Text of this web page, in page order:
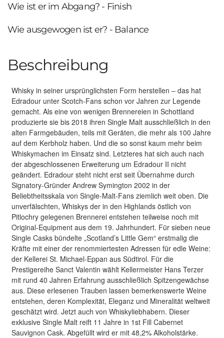
Wie ist er im Abgang? - Finish
Wie ausgewogen ist er? - Balance
Beschreibung
Whisky in seiner ursprünglichsten Form herstellen – das hat
Edradour unter Scotch-Fans schon vor Jahren zur Legende
gemacht. Als eine von wenigen Brennereien in Schottland
produzierte sie bis 2018 ihren Single Malt ausschließlich in den
alten Farmgebäuden, teils mit Geräten, die mehr als 100 Jahre
auf dem Kerbholz haben. Und die so sonst kaum mehr beim
Whiskymachen im Einsatz sind. Letzteres hat sich auch nach
der abgeschlossenen Erweiterung um Edradour II nicht
geändert. Edradour steht nicht erst seit Übernahme durch
Signatory-Gründer Andrew Symington 2002 in der
Beliebtheitsskala von Single-Malt-Fans ziemlich weit oben. Die
unverfälschten, Whiskys der in den Highlands östlich von
Pitlochry gelegenen Brennerei entstehen teilweise noch mit
Original-Equipment aus dem 19. Jahrhundert. Für sieben neue
Single Casks bündelte „Scotland’s Little Gem“ erstmalig die
Kräfte mit einer der renommiertesten Adressen für edle Weine:
der Kellerei St. Michael-Eppan aus Südtirol. Für die
Prestigereihe Sanct Valentin wählt Kellermeister Hans Terzer
mit rund 40 Jahren Erfahrung ausschließlich Spitzengewächse
aus. Diese erlesenen Trauben lassen bemerkenswerte Weine
entstehen, deren Komplexität, Eleganz und Mineralität weltweit
geschätzt wird. Jetzt auch von Whiskyliebhabern. Dieser
exklusive Single Malt reift 11 Jahre in 1st Fill Cabernet
Sauvignon Cask. Abgefüllt wird er mit 48,2% Alkoholstärke.